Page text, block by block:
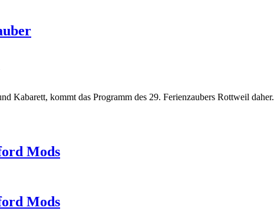
Kabarett, kommt das Programm des 29. Ferienzaubers Rottweil daher.
Mods
Mods